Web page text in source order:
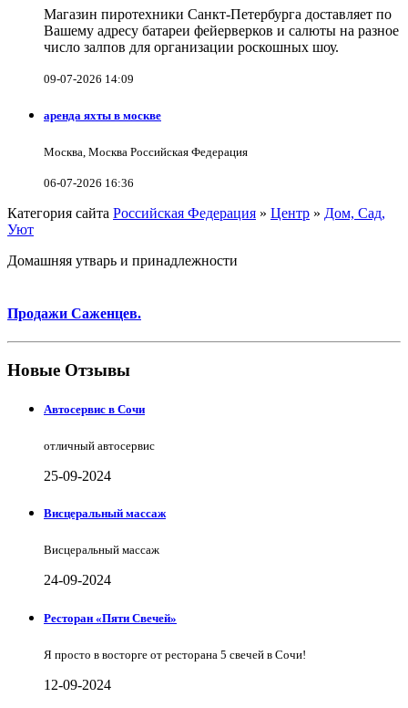
Магазин пиротехники Санкт-Петербурга доставляет по
Вашему адресу батареи фейерверков и салюты на разное
число залпов для организации роскошных шоу.
09-07-2026 14:09
аренда яхты в москве
Москва, Москва Российская Федерация
06-07-2026 16:36
Категория сайта Российская Федерация » Центр » Дом, Сад,
Уют
Домашняя утварь и принадлежности
Продажи Саженцев.
Новые Отзывы
Автосервис в Сочи
отличный автосервис
25-09-2024
Висцеральный массаж
Висцеральный массаж
24-09-2024
Ресторан «Пяти Свечей»
Я просто в восторге от ресторана 5 свечей в Сочи!
12-09-2024